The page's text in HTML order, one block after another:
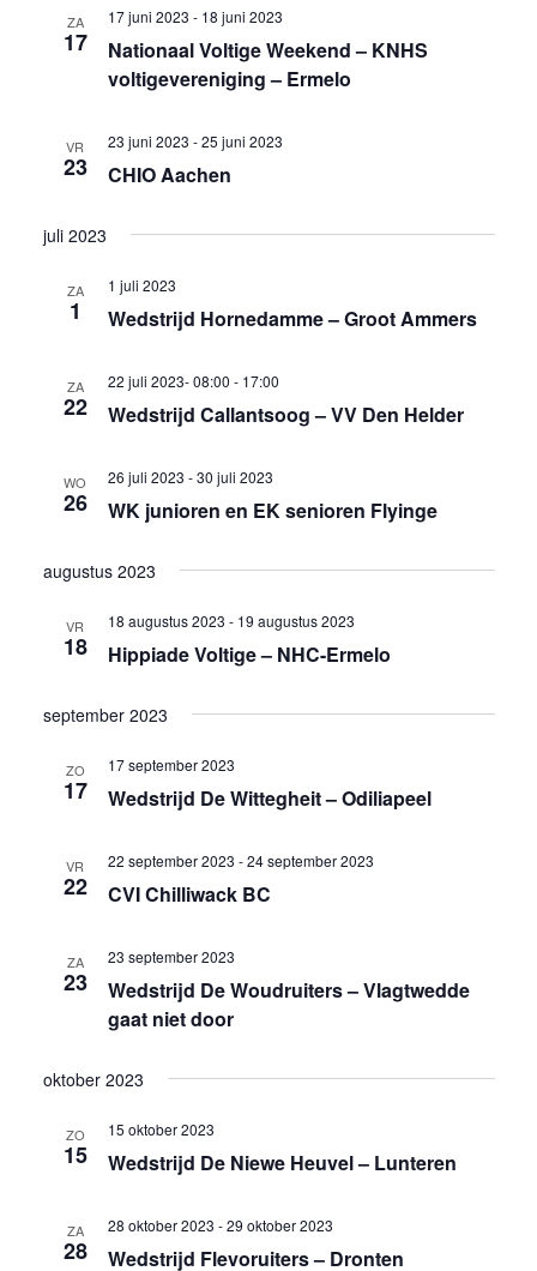
ZA
17
Nationaal Voltige Weekend – KNHS
voltigevereniging – Ermelo
17 juni 2023 - 18 juni 2023
VR
23 CHIO Aachen
23 juni 2023 -25 juni 2023
juli 2023
ZA
1 Wedstrijd Hornedamme – Groot Ammers
1 juli 2023
ZA
22 Wedstrijd Callantsoog – VV Den Helder
22 juli 2023- 08:00 - 17:00
WO
26 WK junioren en EK senioren Flyinge
26 juli 2023 -30 juli 2023
augustus 2023
VR
18 Hippiade Voltige – NHC-Ermelo
18 augustus 2023 - 19 augustus 2023
september 2023
ZO
17 Wedstrijd De Wittegheit – Odiliapeel
17 september 2023
VR
22 CVI Chilliwack BC
22 september 2023 -24 september 2023
ZA
23
Wedstrijd De Woudruiters – Vlagtwedde
gaat niet door
23 september 2023
oktober 2023
ZO
15 Wedstrijd De Niewe Heuvel – Lunteren
15 oktober 2023
ZA
28 Wedstrijd Flevoruiters – Dronten
28 oktober 2023 -29 oktober 2023